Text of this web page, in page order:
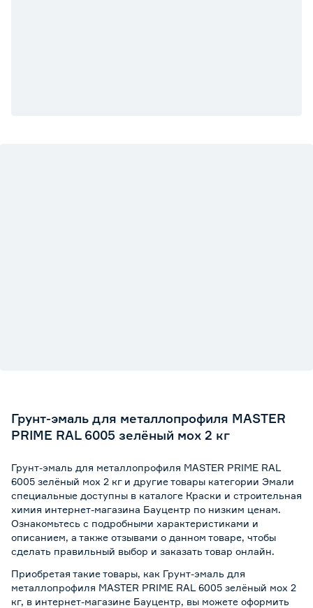
Грунт-эмаль для металлопрофиля MASTER
PRIME RAL 6005 зелёный мох 2 кг
Грунт-эмаль для металлопрофиля MASTER PRIME RAL
6005 зелёный мох 2 кг и другие товары категории Эмали
специальные доступны в каталоге Краски и строительная
химия интернет-магазина Бауцентр по низким ценам.
Ознакомьтесь с подробными характеристиками и
описанием, а также отзывами о данном товаре, чтобы
сделать правильный выбор и заказать товар онлайн.
Приобретая такие товары, как Грунт-эмаль для
металлопрофиля MASTER PRIME RAL 6005 зелёный мох 2
кг, в интернет-магазине Бауцентр, вы можете оформить